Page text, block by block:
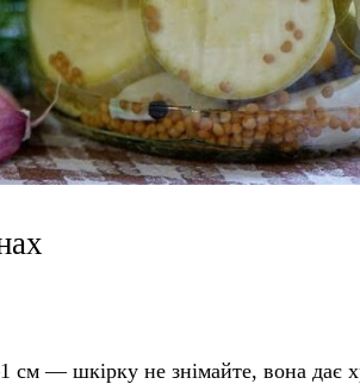
см — шкірку не знімайте, вона дає